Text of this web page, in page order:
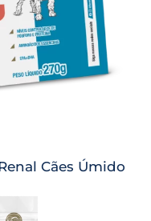
Cães Úmido